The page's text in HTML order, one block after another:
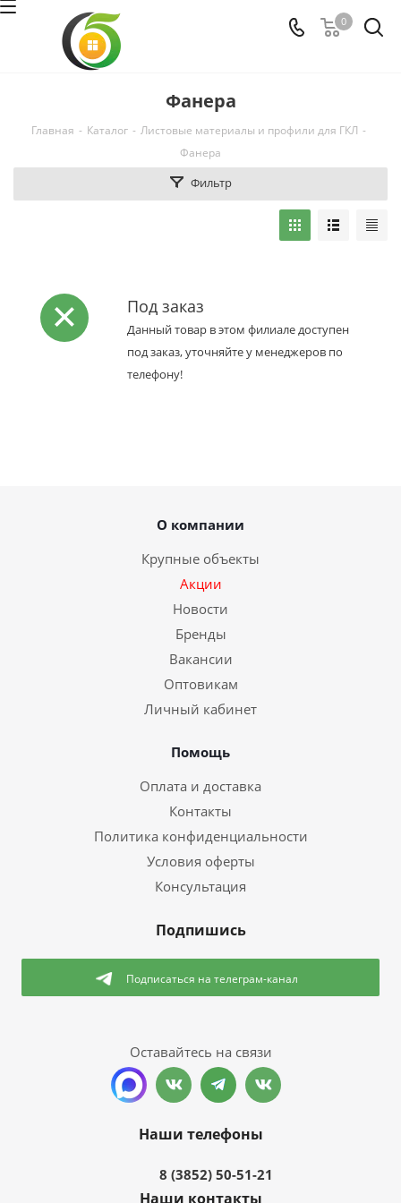
0
Фанера
Главная - Каталог - Листовые материалы и профили для ГКЛ -
Фанера
Фильтр
Под заказ
Данный товар в этом филиале доступен
под заказ, уточняйте у менеджеров по
телефону!
О компании
Крупные объекты
Акции
Новости
Бренды
Вакансии
Оптовикам
Личный кабинет
Помощь
Оплата и доставка
Контакты
Политика конфиденциальности
Условия оферты
Консультация
Подпишись
Подписаться на телеграм-канал
Оставайтесь на связи
Наши телефоны
8 (3852) 50-51-21
Наши контакты